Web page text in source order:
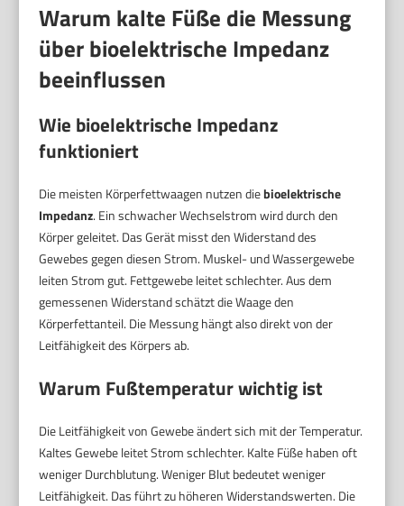
Warum kalte Füße die Messung
über bioelektrische Impedanz
beeinflussen
Wie bioelektrische Impedanz
funktioniert
Die meisten Körperfettwaagen nutzen diebioelektrische
Impedanz. Ein schwacher Wechselstrom wird durch den
Körper geleitet. Das Gerät misst den Widerstand des
Gewebes gegen diesen Strom. Muskel- und Wassergewebe
leiten Strom gut. Fettgewebe leitet schlechter. Aus dem
gemessenen Widerstand schätzt die Waage den
Körperfettanteil. Die Messung hängt also direkt von der
Leitfähigkeit des Körpers ab.
Warum Fußtemperatur wichtig ist
Die Leitfähigkeit von Gewebe ändert sich mit der Temperatur.
Kaltes Gewebe leitet Strom schlechter. Kalte Füße haben oft
weniger Durchblutung. Weniger Blut bedeutet weniger
Leitfähigkeit. Das führt zu höheren Widerstandswerten. Die